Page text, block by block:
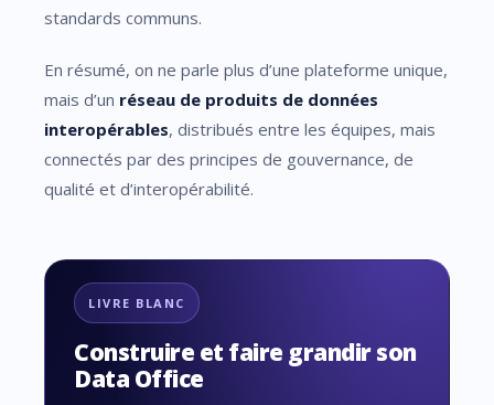
standards communs.
En résumé, on ne parle plus d’une plateforme unique,
mais d’un réseau de produits de données
interopérables, distribués entre les équipes, mais
connectés par des principes de gouvernance, de
qualité et d’interopérabilité.
LIVRE BLANC
Construire et faire grandir son
Data Office